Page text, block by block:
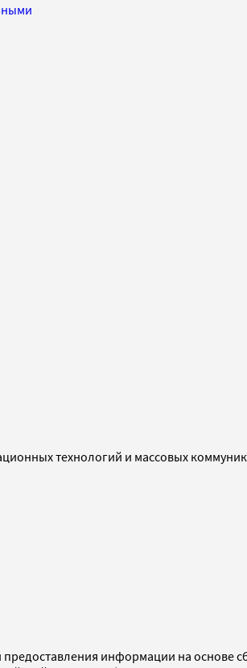
технологий и массовых
информации на основе